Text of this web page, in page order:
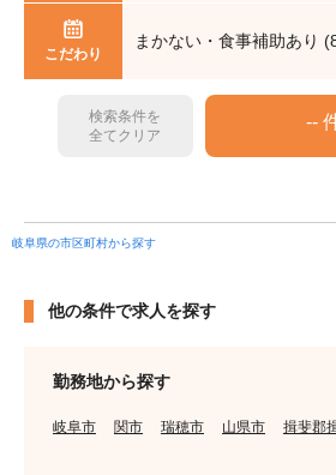
こだわり
まかない・食事補助あり
検索条件を
全てクリア
岐阜県の市区町村から探す
他の条件で求人を探す
勤務地から探す
岐阜市 関市 瑞穂市 山県市 揖斐郡